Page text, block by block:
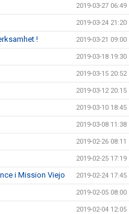
2019-03-27 06:49
2019-03-24 21:20
! 2019-03-21 09:00
2019-03-18 19:30
2019-03-15 20:52
2019-03-12 20:15
2019-03-10 18:45
2019-03-08 11:38
2019-02-26 08:11
2019-02-25 17:19
i Mission Viejo 2019-02-24 17:45
2019-02-05 08:00
2019-02-04 12:05